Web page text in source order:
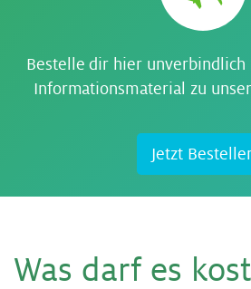
Bestelle dir hier unverbindlich
Informationsmaterial zu
Jetzt
Was darf es